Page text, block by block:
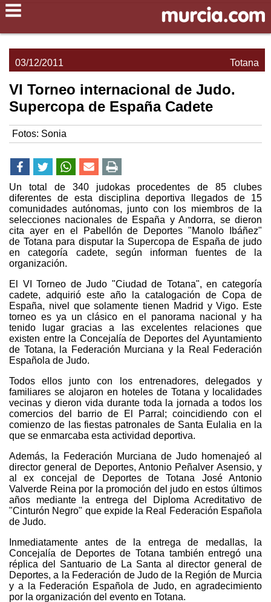
Totana
03/12/2011
VI Torneo internacional de Judo.
Supercopa de España Cadete
Fotos: Sonia
Un total de 340 judokas procedentes de 85 clubes
diferentes de esta disciplina deportiva llegados de 15
comunidades autónomas, junto con los miembros de la
selecciones nacionales de España y Andorra, se dieron
cita ayer en el Pabellón de Deportes "Manolo Ibáñez"
de Totana para disputar la Supercopa de España de judo
en categoría cadete, según informan fuentes de la
organización.
El VI Torneo de Judo "Ciudad de Totana", en categoría
cadete, adquirió este año la catalogación de Copa de
España, nivel que solamente tienen Madrid y Vigo. Este
torneo es ya un clásico en el panorama nacional y ha
tenido lugar gracias a las excelentes relaciones que
existen entre la Concejalía de Deportes del Ayuntamiento
de Totana, la Federación Murciana y la Real Federación
Española de Judo.
Todos ellos junto con los entrenadores, delegados y
familiares se alojaron en hoteles de Totana y localidades
vecinas y dieron vida durante toda la jornada a todos los
comercios del barrio de El Parral; coincidiendo con el
comienzo de las fiestas patronales de Santa Eulalia en la
que se enmarcaba esta actividad deportiva.
Además, la Federación Murciana de Judo homenajeó al
director general de Deportes, Antonio Peñalver Asensio, y
al ex concejal de Deportes de Totana José Antonio
Valverde Reina por la promoción del judo en estos últimos
años mediante la entrega del Diploma Acreditativo de
"Cinturón Negro" que expide la Real Federación Española
de Judo.
Inmediatamente antes de la entrega de medallas, la
Concejalía de Deportes de Totana también entregó una
réplica del Santuario de La Santa al director general de
Deportes, a la Federación de Judo de la Región de Murcia
y a la Federación Española de Judo, en agradecimiento
por la organización del evento en Totana.